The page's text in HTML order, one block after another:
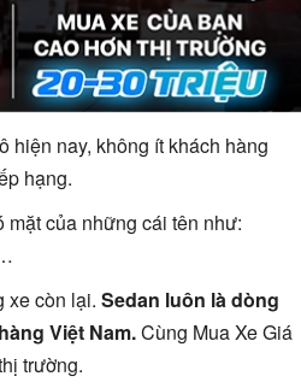
hiện nay, không ít khách hàng
hạng.
của những cái tên như:
xe còn lại. Sedan luôn là dòng
Việt Nam.Cùng Mua Xe Giá
trường.